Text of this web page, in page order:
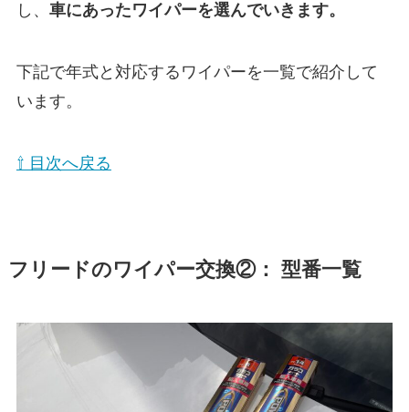
し、 車にあったワイパーを選んでいきます。
下記で年式と対応するワイパーを一覧で紹介して
います。
⇧ 目次へ戻る
フリードのワイパー交換②： 型番一覧